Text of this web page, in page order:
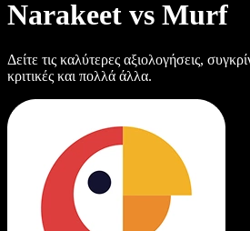
Narakeet vs Murf
Δείτε τις καλύτερες αξιολογήσεις,
κριτικές και πολλά άλλα.